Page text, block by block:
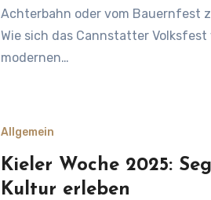
Achterbahn oder vom Bauernfest
Wie sich das Cannstatter
modernen…
Allgemein
Kieler Woche 2025:
Kultur erleben